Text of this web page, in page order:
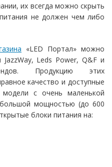
их всегда можно скрыть
не должен чем либо
«LED Портал» можно
Leds Power, Q&F и
Продукцию этих
качество и доступные
с очень маленькой
мощностью (до 600
блоки питания на: